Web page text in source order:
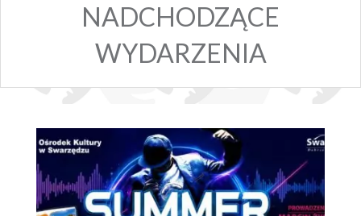
NADCHODZĄCE
WYDARZENIA